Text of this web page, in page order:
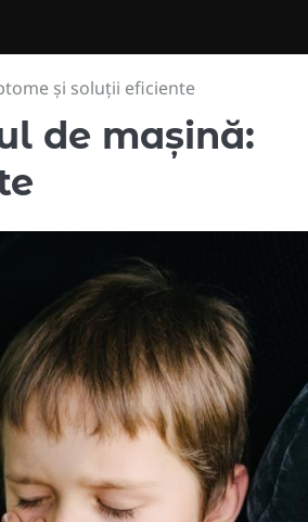
și soluții eficiente
de mașină: